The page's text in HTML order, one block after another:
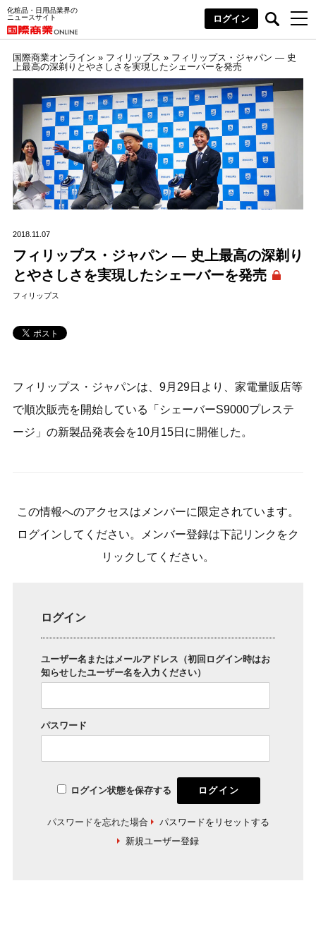
化粧品・日用品業界の
ニュースサイト
ログイン
国際商業オンライン » フィリップス » フィリップス・ジャパン ― 史
上最高の深剃りとやさしさを実現したシェーバーを発売
2018.11.07
フィリップス・ジャパン ― 史上最高の深剃り
とやさしさを実現したシェーバーを発売
フィリップス
フィリップス・ジャパンは、9月29日より、家電量販店等
で順次販売を開始している「シェーバーS9000プレステ
ージ」の新製品発表会を10月15日に開催した。
この情報へのアクセスはメンバーに限定されています。
ログインしてください。メンバー登録は下記リンクをク
リックしてください。
ログイン
ユーザー名またはメールアドレス（初回ログイン時はお
知らせしたユーザー名を入力ください）
パスワード
ログイン状態を保存する
パスワードを忘れた場合
パスワードをリセットする
新規ユーザー登録